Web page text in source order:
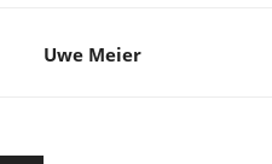
Uwe Meier